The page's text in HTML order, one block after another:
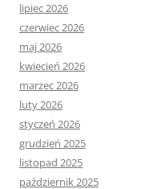
lipiec 2026
czerwiec 2026
maj 2026
kwiecień 2026
marzec 2026
luty 2026
styczeń 2026
grudzień 2025
listopad 2025
październik 2025